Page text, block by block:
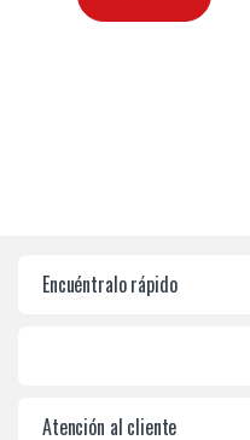
Encuéntralo rápido
Atención al cliente